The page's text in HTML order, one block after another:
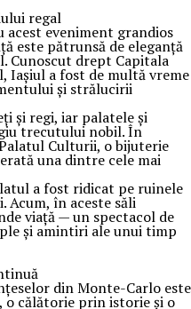
regal
eveniment grandios
este pătrunsă de eleganță
Cunoscut drept Capitala
Iașiul a fost de multă vreme
și strălucirii
și regi, iar palatele și
trecutului nobil. În
Culturii, o bijuterie
una dintre cele mai
a fost ridicat pe ruinele
Acum, în aceste săli
viață — un spectacol de
și amintiri ale unui timp
din Monte-Carlo este
o călătorie prin istorie și o